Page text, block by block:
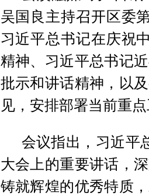
吴国良主持召开区委
习近平总书记在庆祝
精神、习近平总书记
批示和讲话精神，以
见，安排部署当前重
会议指出，习近平
大会上的重要讲话，
铸就辉煌的优秀特质